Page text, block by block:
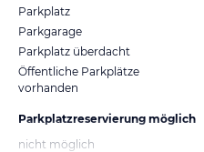
Parkplatz
Parkgarage
Parkplatz überdacht
Öffentliche Parkplätze
vorhanden
Parkplatzreservierung möglich
nicht möglich